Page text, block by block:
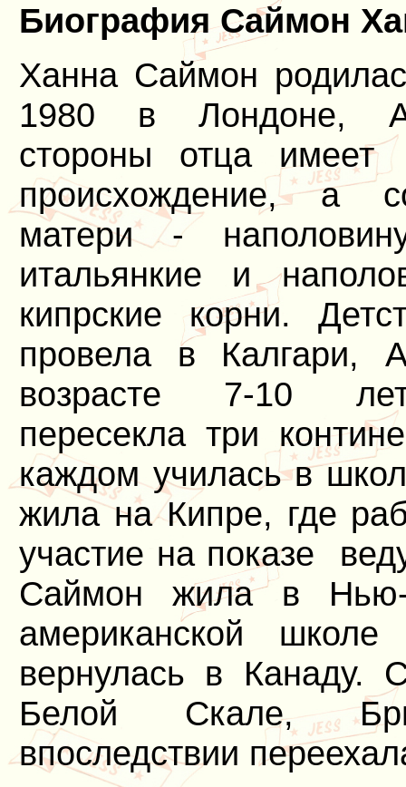
Биография Саймон
Ханна Саймон
1980 в Лондоне,
стороны отца имеет
происхождение, а
матери -
итальянкие и
кипрские корни.
провела в Калгари,
возрасте 7-10
пересекла три
каждом училась в
жила на Кипре, где
участие на показе
Саймон жила в
американской
вернулась в Канаду.
Белой Скале,
впоследствии